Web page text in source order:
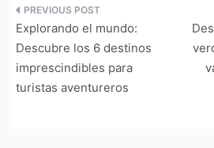
Navegación
de
entradas
Explorando el mundo:
Descubre los 6 destinos
imprescindibles para
turistas aventureros